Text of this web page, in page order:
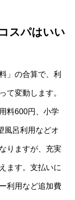
スパはいい
」の合算で、利
て変動します。
料600円、小学
風呂利用などオ
りますが、充実
ます。支払いに
利用など追加費